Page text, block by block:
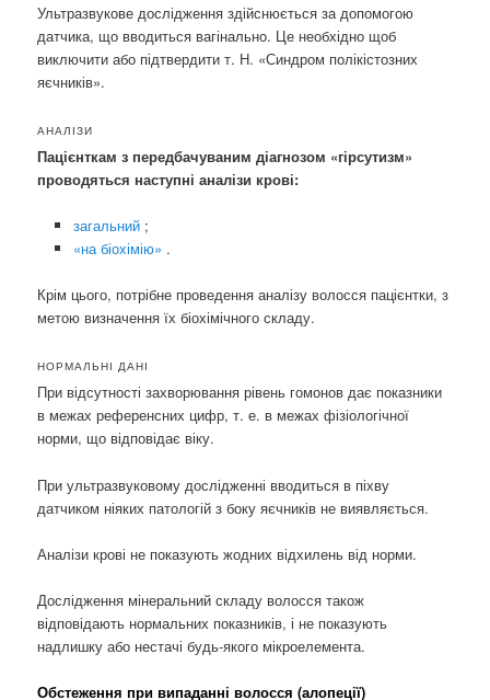
Ультразвукове дослідження здійснюється за допомогою
датчика, що вводиться вагінально. Це необхідно щоб
виключити або підтвердити т. Н. «Синдром полікістозних
яєчників».
АНАЛІЗИ
Пацієнткам з передбачуваним діагнозом «гірсутизм»
проводяться наступні аналізи крові:
загальний ;
«на біохімію» .
Крім цього, потрібне проведення аналізу волосся пацієнтки, з
метою визначення їх біохімічного складу.
НОРМАЛЬНІ ДАНІ
При відсутності захворювання рівень гомонов дає показники
в межах референсних цифр, т. е. в межах фізіологічної
норми, що відповідає віку.
При ультразвуковому дослідженні вводиться в піхву
датчиком ніяких патологій з боку яєчників не виявляється.
Аналізи крові не показують жодних відхилень від норми.
Дослідження мінеральний складу волосся також
відповідають нормальних показників, і не показують
надлишку або нестачі будь-якого мікроелемента.
Обстеження при випаданні волосся (алопеції)